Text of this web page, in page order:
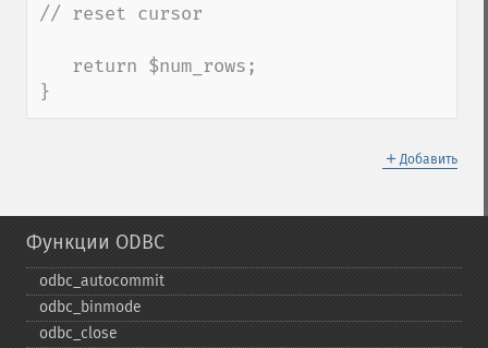
// reset cursor
}
＋ Добавить
Функции ODBC
odbc_​autocommit
odbc_​binmode
odbc_​close